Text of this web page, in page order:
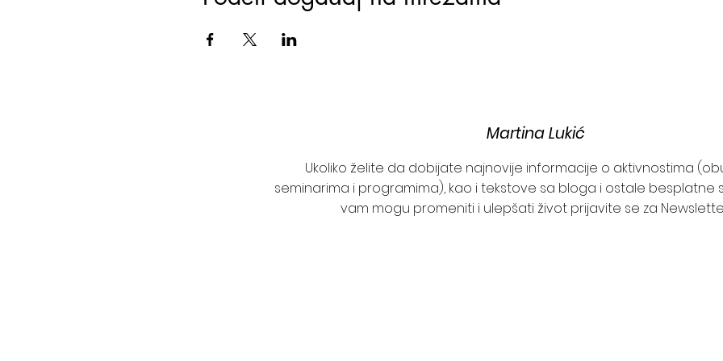
Martina Lukić
Ukoliko želite da dobijate najnovije informacije o aktivnostima
seminarima i programima), kao i tekstove sa bloga i ostale besplatne
vam mogu promeniti i ulepšati život prijavite se za